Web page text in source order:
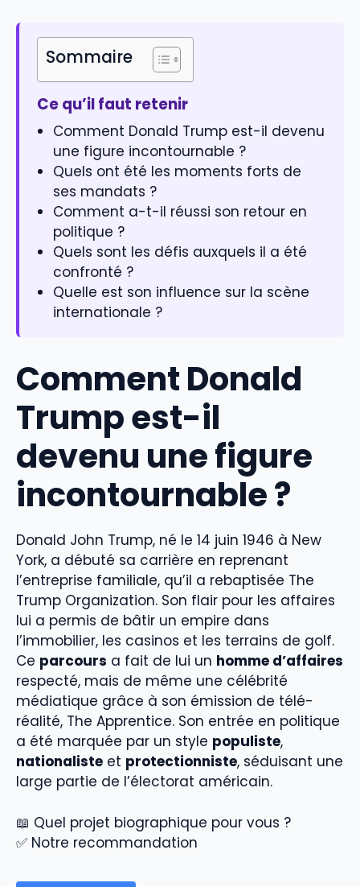
Sommaire
Ce qu’il faut retenir
Comment Donald Trump est-il devenu
une figure incontournable ?
Quels ont été les moments forts de
ses mandats ?
Comment a-t-il réussi son retour en
politique ?
Quels sont les défis auxquels il a été
confronté ?
Quelle est son influence sur la scène
internationale ?
Comment Donald
Trump est-il
devenu une figure
incontournable ?
Donald John Trump, né le 14 juin 1946 à New
York, a débuté sa carrière en reprenant
l’entreprise familiale, qu’il a rebaptisée The
Trump Organization. Son flair pour les affaires
lui a permis de bâtir un empire dans
l’immobilier, les casinos et les terrains de golf.
Ce parcours a fait de lui un homme d’affaires
respecté, mais de même une célébrité
médiatique grâce à son émission de télé-
réalité, The Apprentice. Son entrée en politique
a été marquée par un style populiste,
nationaliste et protectionniste, séduisant une
large partie de l’électorat américain.
📖 Quel projet biographique pour vous ?
✅ Notre recommandation